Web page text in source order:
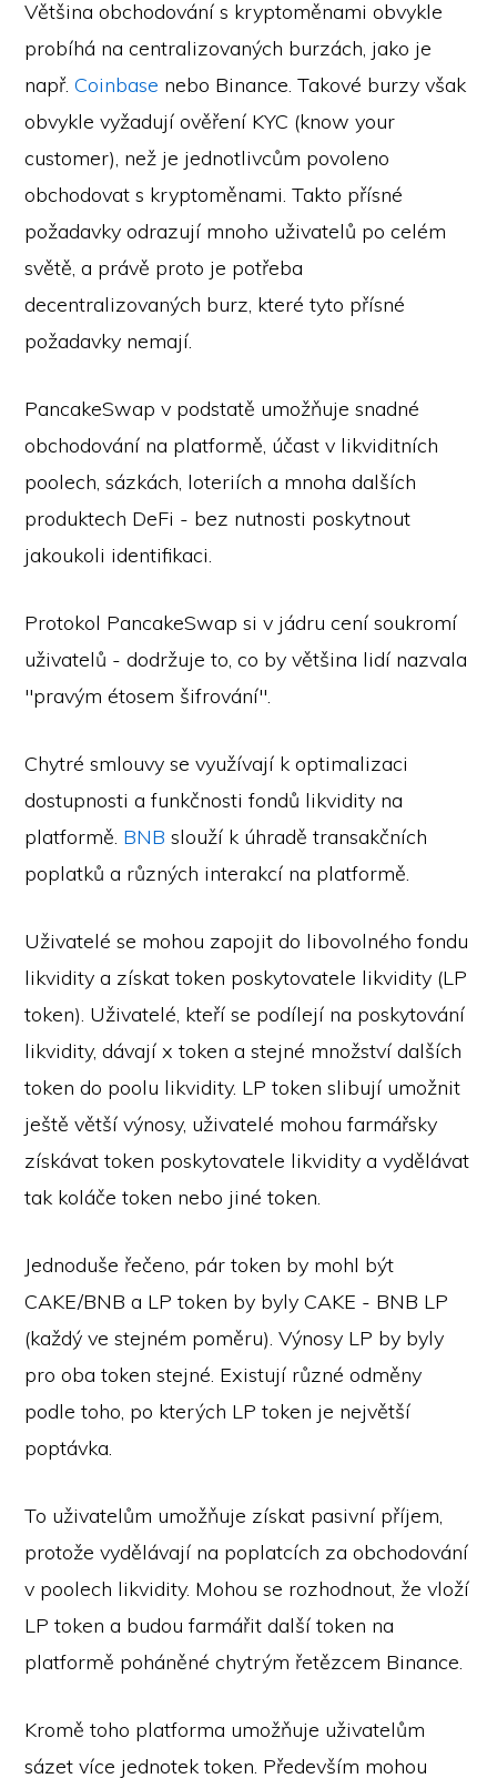
Většina obchodování s kryptoměnami obvykle
probíhá na centralizovaných burzách, jako je
např.Coinbase nebo Binance. Takové burzy však
obvykle vyžadují ověření KYC (know your
customer), než je jednotlivcům povoleno
obchodovat s kryptoměnami. Takto přísné
požadavky odrazují mnoho uživatelů po celém
světě, a právě proto je potřeba
decentralizovaných burz, které tyto přísné
požadavky nemají.
PancakeSwap v podstatě umožňuje snadné
obchodování na platformě, účast v likviditních
poolech, sázkách, loteriích a mnoha dalších
produktech DeFi - bez nutnosti poskytnout
jakoukoli identifikaci.
Protokol PancakeSwap si v jádru cení soukromí
uživatelů - dodržuje to, co by většina lidí nazvala
"pravým étosem šifrování".
Chytré smlouvy se využívají k optimalizaci
dostupnosti a funkčnosti fondů likvidity na
platformě. BNB slouží k úhradě transakčních
poplatků a různých interakcí na platformě.
Uživatelé se mohou zapojit do libovolného fondu
likvidity a získat token poskytovatele likvidity (LP
token). Uživatelé, kteří se podílejí na poskytování
likvidity, dávají x token a stejné množství dalších
token do poolu likvidity. LP token slibují umožnit
ještě větší výnosy, uživatelé mohou farmářsky
získávat token poskytovatele likvidity a vydělávat
tak koláče token nebo jiné token.
Jednoduše řečeno, pár token by mohl být
CAKE/BNB a LP token by byly CAKE - BNB LP
(každý ve stejném poměru). Výnosy LP by byly
pro oba token stejné. Existují různé odměny
podle toho, po kterých LP token je největší
poptávka.
To uživatelům umožňuje získat pasivní příjem,
protože vydělávají na poplatcích za obchodování
v poolech likvidity. Mohou se rozhodnout, že vloží
LP token a budou farmářit další token na
platformě poháněné chytrým řetězcem Binance.
Kromě toho platforma umožňuje uživatelům
sázet více jednotek token. Především mohou